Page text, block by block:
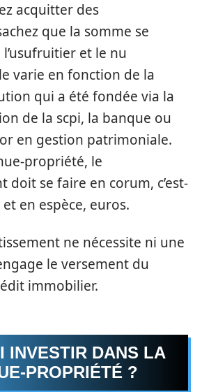
acquitter des
que la somme se
et le nu
varie en fonction de la
qui a été fondée via la
de la scpi, la banque ou
en gestion patrimoniale.
propriété, le
doit se faire en corum, c’est-
en espèce, euros.
ne nécessite ni une
le versement du
immobilier.
INVESTIR DANS LA
PROPRIÉTÉ ?